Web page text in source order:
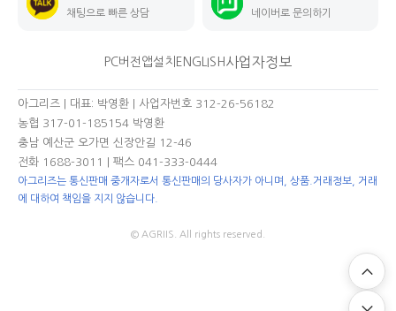
채팅으로 빠른 상담 네이버로 문의하기
PC버전 앱설치 ENGLISH 사업자정보
아그리즈 | 대표: 박영환 | 사업자번호 312-26-56182
농협 317-01-185154 박영환
충남 예산군 오가면 신장안길 12-46
전화 1688-3011
| 팩스 041-333-0444
아그리즈는 통신판매 중개자로서 통신판매의 당사자가 아니며, 상품.거래정보, 거래
에 대하여 책임을 지지 않습니다.
© AGRIIS. All rights reserved.